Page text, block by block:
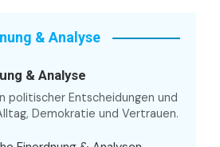
& Analyse
& Analyse
politischer Entscheidungen und
Demokratie und Vertrauen.